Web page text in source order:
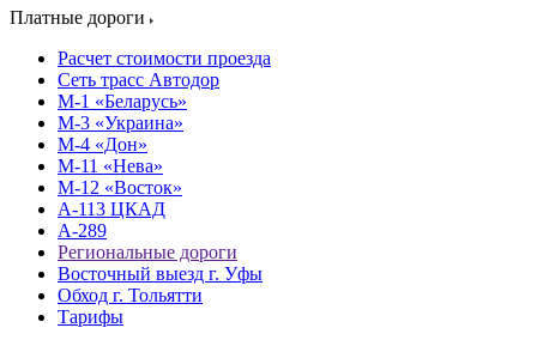
Платные дороги
Расчет стоимости проезда
Сеть трасс Автодор
М-1 «Беларусь»
М-3 «Украина»
М-4 «Дон»
М-11 «Нева»
М-12 «Восток»
А-113 ЦКАД
А-289
Региональные дороги
Восточный выезд г. Уфы
Обход г. Тольятти
Тарифы